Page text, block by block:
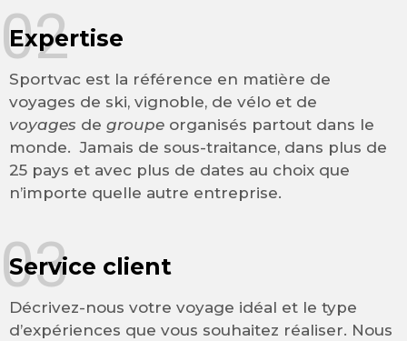
Expertise
Sportvac est la référence en matière de
voyages de ski, vignoble, de vélo et de
voyages de groupe organisés partout dans le
monde. Jamais de sous-traitance, dans plus de
25 pays et avec plus de dates au choix que
n’importe quelle autre entreprise.
02
Service client
Décrivez-nous votre voyage idéal et le type
d’expériences que vous souhaitez réaliser. Nous
03